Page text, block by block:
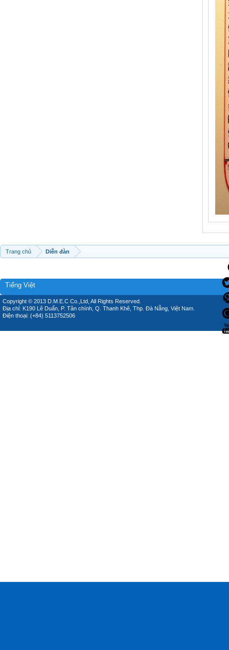
Trang chủ Diễn đàn
Tiếng Việt
Copyright © 2013 D.M.E.C Co.,Ltd, All Rights Reserved.
Địa chỉ: K190 Lê Duẩn, P. Tân chính, Q. Thanh Khê, Thp. Đà Nẵng, Việt Nam.
Điện thoại: (+84) 5113752506